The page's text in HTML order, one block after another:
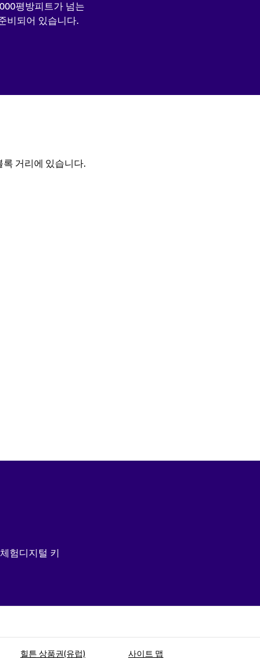
평방피트가 넘는
비되어 있습니다.
거리에 있습니다.
험디지털 키
힐튼 상품권(유럽) 사이트 맵